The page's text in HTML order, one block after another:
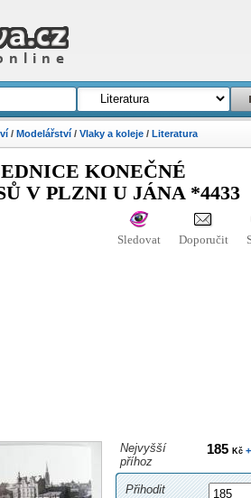
/ Modelářství/ Vlaky a koleje/ Literatura
KONEČNÉ
V PLZNI U JÁNA *4433
Sledovat Doporučit
Nejvyšší
příhoz
185 Kč+
Přihodit